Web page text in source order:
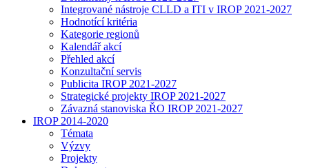
Integrované nástroje CLLD a ITI v IROP 2021-2027
Hodnotící kritéria
Kategorie regionů
Kalendář akcí
Přehled akcí
Konzultační servis
Publicita IROP 2021-2027
Strategické projekty IROP 2021-2027
Závazná stanoviska ŘO IROP 2021-2027
IROP 2014-2020
Témata
Výzvy
Projekty